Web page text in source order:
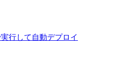
行して自動デプロイ